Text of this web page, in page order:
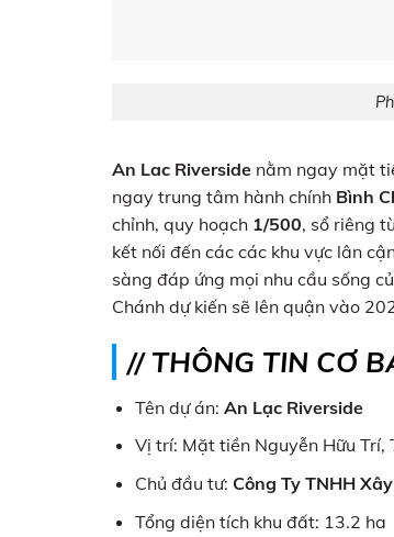
An Lac Riverside nằm ngay mặt
ngay trung tâm hành chính Bình
chỉnh, quy hoạch 1/500, sổ riêng
kết nối đến các các khu vực lân
sàng đáp ứng mọi nhu cầu sống
Chánh dự kiến sẽ lên quận vào
// THÔNG TIN CƠ
Tên dự án: An Lạc Riverside
Vị trí: Mặt tiền Nguyễn Hữu Trí,
Chủ đầu tư: Công Ty TNHH
Tổng diện tích khu đất: 13.2 ha